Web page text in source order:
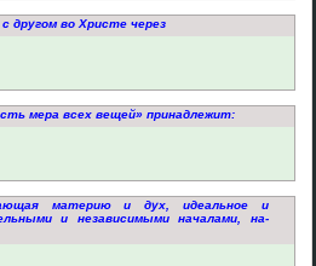
другом во Христе через
мера всех вещей» принадлежит:
материю и дух, идеальное и
и независимыми началами, на­